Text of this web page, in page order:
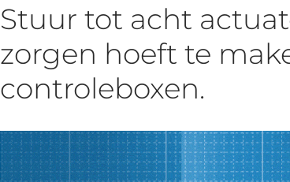
Stuur tot acht
zorgen hoeft te
controleboxen.